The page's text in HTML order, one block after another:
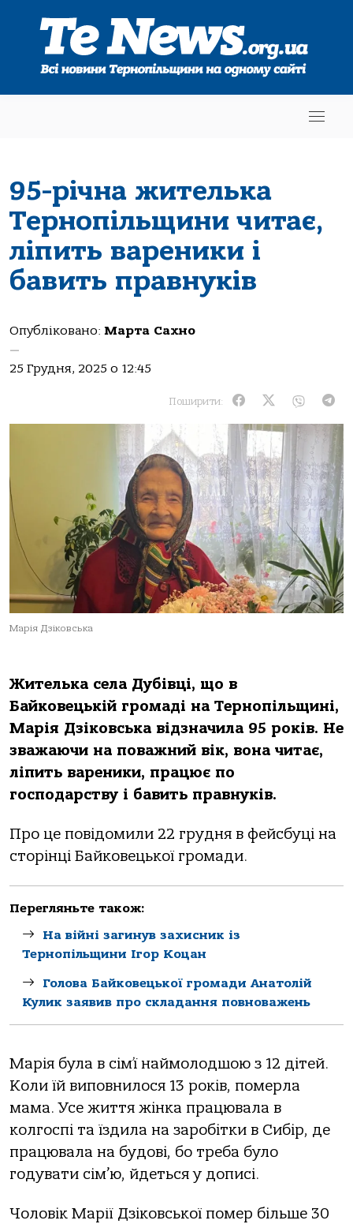
95-річна жителька
Тернопільщини читає,
ліпить вареники і
бавить правнуків
Опубліковано: Марта Сахно
—
25 Грудня, 2025 о 12:45
Поширити:
Марія Дзіковська
Жителька села Дубівці, що в
Байковецькій громаді на Тернопільщині,
Марія Дзіковська відзначила 95 років. Не
зважаючи на поважний вік, вона читає,
ліпить вареники, працює по
господарству і бавить правнуків.
Про це повідомили 22 грудня в фейсбуці на
сторінці Байковецької громади.
Перегляньте також:
На війні загинув захисник із
Тернопільщини Ігор Коцан
Голова Байковецької громади Анатолій
Кулик заявив про складання повноважень
Марія була в сім’ї наймолодшою з 12 дітей.
Коли їй виповнилося 13 років, померла
мама. Усе життя жінка працювала в
колгоспі та їздила на заробітки в Сибір, де
працювала на будові, бо треба було
годувати сім’ю, йдеться у дописі.
Чоловік Марії Дзіковської помер більше 30